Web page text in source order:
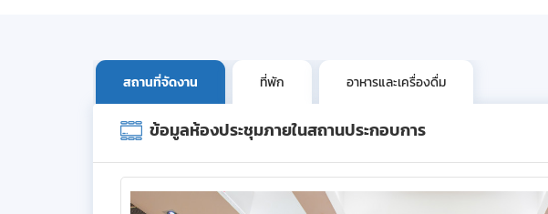
สถานที่จัดงาน ที่พัก อาหารและเครื่องดื่ม
ข้อมูลห้องประชุมภายในสถานประกอบการ